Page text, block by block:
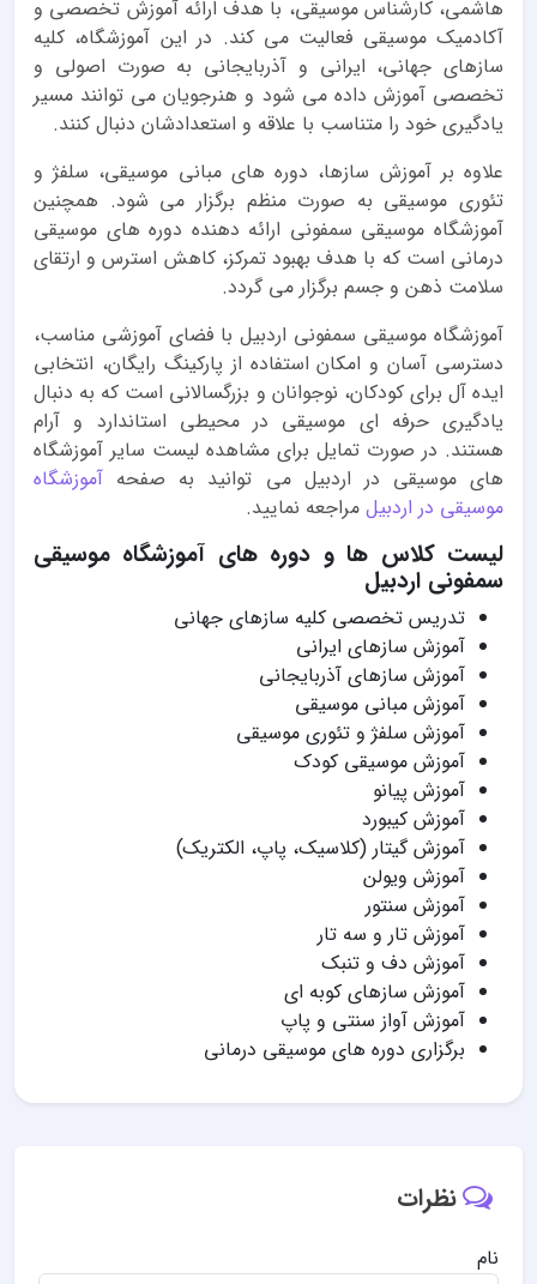
هاشمی، کارشناس موسیقی، با هدف ارائه آموزش تخصصی و
آکادمیک موسیقی فعالیت می کند. در این آموزشگاه، کلیه
سازهای جهانی، ایرانی و آذربایجانی به صورت اصولی و
تخصصی آموزش داده می شود و هنرجویان می توانند مسیر
یادگیری خود را متناسب با علاقه و استعدادشان دنبال کنند.
علاوه بر آموزش سازها، دوره های مبانی موسیقی، سلفژ و
تئوری موسیقی به صورت منظم برگزار می شود. همچنین
آموزشگاه موسیقی سمفونی ارائه دهنده دوره های موسیقی
درمانی است که با هدف بهبود تمرکز، کاهش استرس و ارتقای
سلامت ذهن و جسم برگزار می گردد.
آموزشگاه موسیقی سمفونی اردبیل با فضای آموزشی مناسب،
دسترسی آسان و امکان استفاده از پارکینگ رایگان، انتخابی
ایده آل برای کودکان، نوجوانان و بزرگسالانی است که به دنبال
یادگیری حرفه ای موسیقی در محیطی استاندارد و آرام
هستند. در صورت تمایل برای مشاهده لیست سایر آموزشگاه
های موسیقی در اردبیل می توانید به صفحه آموزشگاه
موسیقی در اردبیل مراجعه نمایید.
لیست کلاس ها و دوره های آموزشگاه موسیقی
سمفونی اردبیل
تدریس تخصصی کلیه سازهای جهانی
آموزش سازهای ایرانی
آموزش سازهای آذربایجانی
آموزش مبانی موسیقی
آموزش سلفژ و تئوری موسیقی
آموزش موسیقی کودک
آموزش پیانو
آموزش کیبورد
آموزش گیتار (کلاسیک، پاپ، الکتریک)
آموزش ویولن
آموزش سنتور
آموزش تار و سه تار
آموزش دف و تنبک
آموزش سازهای کوبه ای
آموزش آواز سنتی و پاپ
برگزاری دوره های موسیقی درمانی
نظرات
نام